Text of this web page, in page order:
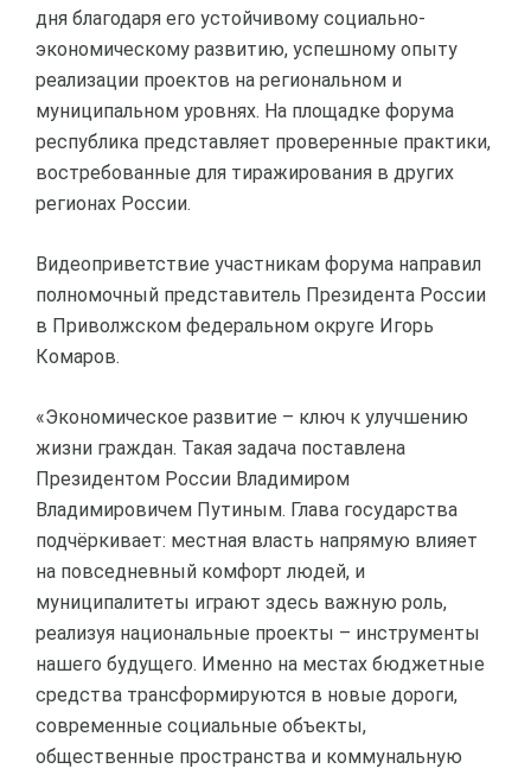
дня благодаря его устойчивому социально-
экономическому развитию, успешному опыту
реализации проектов на региональном и
муниципальном уровнях. На площадке форума
республика представляет проверенные практики,
востребованные для тиражирования в других
регионах России.
Видеоприветствие участникам форума направил
полномочный представитель Президента России
в Приволжском федеральном округе Игорь
Комаров.
«Экономическое развитие – ключ к улучшению
жизни граждан. Такая задача поставлена
Президентом России Владимиром
Владимировичем Путиным. Глава государства
подчёркивает: местная власть напрямую влияет
на повседневный комфорт людей, и
муниципалитеты играют здесь важную роль,
реализуя национальные проекты – инструменты
нашего будущего. Именно на местах бюджетные
средства трансформируются в новые дороги,
современные социальные объекты,
общественные пространства и коммунальную